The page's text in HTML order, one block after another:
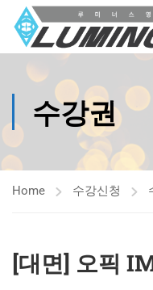
수강권
Home 수강신청
[대면] 오픽